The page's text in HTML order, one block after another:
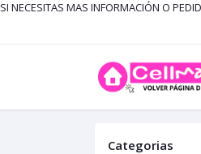
SI NECESITAS MAS INFORMACIÓN O
Categorias